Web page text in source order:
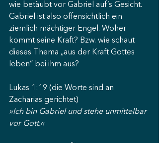
wie betäubt vor Gabriel auf’s Gesicht.
Gabriel ist also offensichtlich ein
ziemlich mächtiger Engel. Woher
kommt seine Kraft? Bzw. wie schaut
dieses Thema „aus der Kraft Gottes
leben“ bei ihm aus?
Lukas 1:19 (die Worte sind an
Zacharias gerichtet)
»Ich bin Gabriel und stehe unmittelbar
vor Gott.«